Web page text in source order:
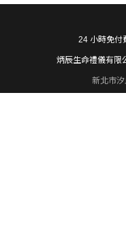
24 小時免付
炳辰生命禮儀有限
新北市